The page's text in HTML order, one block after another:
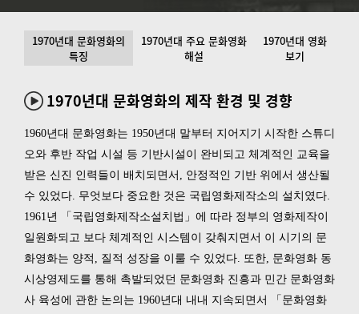
1970년대 문화영화의
특징
1970년대 주요 문화영화
해설
1970년대 영화
보기
1970년대 문화영화의 제작 환경 및 경향
1960년대 문화영화는 1950년대 말부터 지어지기 시작한 스튜디
오와 후반 작업 시설 등 기반시설이 완비되고 체계적인 교육을
받은 신진 인력들이 배치되면서, 안정적인 기반 위에서 생산될
수 있었다. 무엇보다 중요한 것은 국립영화제작소의 설치였다.
1961년 「국립영화제작소설치법」에 따라 정부의 영화제작이
일원화되고 보다 체계적인 시스템이 갖춰지면서 이 시기의 문
화영화는 양적, 질적 성장을 이룰 수 있었다. 또한, 문화영화 동
시상영제도를 통해 촉발되었던 문화영화 진흥과 민간 문화영화
사 육성에 관한 논의는 1960년대 내내 지속되면서 「문화영화